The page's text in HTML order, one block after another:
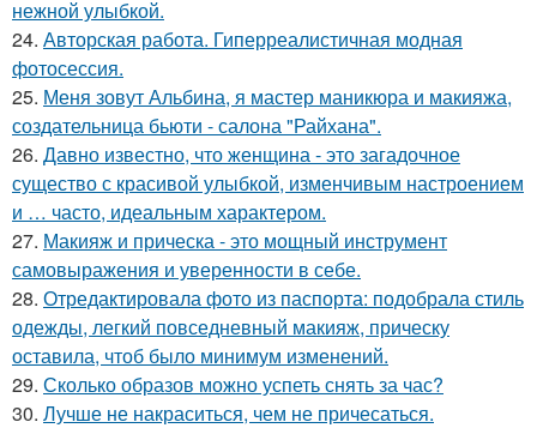
нежной улыбкой.
24. Авторская работа. Гиперреалистичная модная
фотосессия.
25. Меня зовут Альбина, я мастер маникюра и макияжа,
создательница бьюти - салона "Райхана".
26. Давно известно, что женщина - это загадочное
существо с красивой улыбкой, изменчивым настроением
и … часто, идеальным характером.
27. Макияж и прическа - это мощный инструмент
самовыражения и уверенности в себе.
28. Отредактировала фото из паспорта: подобрала стиль
одежды, легкий повседневный макияж, прическу
оставила, чтоб было минимум изменений.
29. Сколько образов можно успеть снять за час?
30. Лучше не накраситься, чем не причесаться.